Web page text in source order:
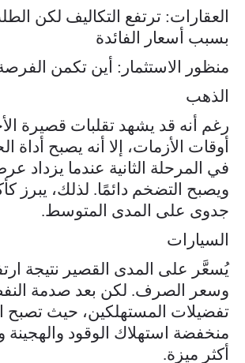
العقارات: ترتفع التكاليف لكن
بسبب أسعار الفائدة
منظور الاستثمار: أين تكمن
الذهب
رغم أنه قد يشهد تقلبات قصيرة
أوقات الأزمات، إلا أنه يصبح أداة
في المرحلة الثانية عندما يزداد
ويصبح التضخم دائمًا. لذلك، يبرز
جدوى على المدى المتوسط.
السيارات
يُسعَّر على المدى القصير نتيجة
وسعر الصرف. لكن بعد صدمة
تفضيلات المستهلكين، حيث تصبح
منخفضة استهلاك الوقود والهجينة
أكثر ميزة.